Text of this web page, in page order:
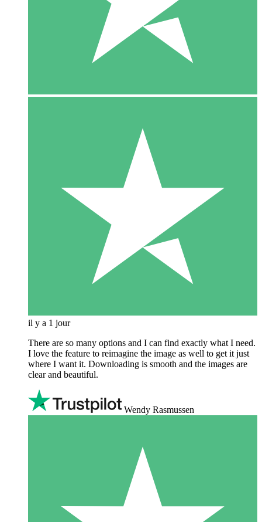
il y a 1 jour
There are so many options and I can find exactly what I need.
I love the feature to reimagine the image as well to get it just
where I want it. Downloading is smooth and the images are
clear and beautiful.
Wendy Rasmussen